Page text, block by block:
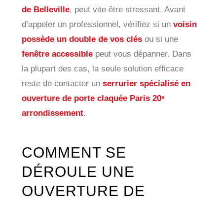
de Belleville, peut vite être stressant. Avant
d’appeler un professionnel, vérifiez si un voisin
possède un double de vos clésou si une
fenêtre accessiblepeut vous dépanner. Dans
la plupart des cas, la seule solution efficace
reste de contacter un serrurier spécialisé en
ouverture de porte claquée Paris 20ᵉ
arrondissement.
COMMENT SE
DÉROULE UNE
OUVERTURE DE